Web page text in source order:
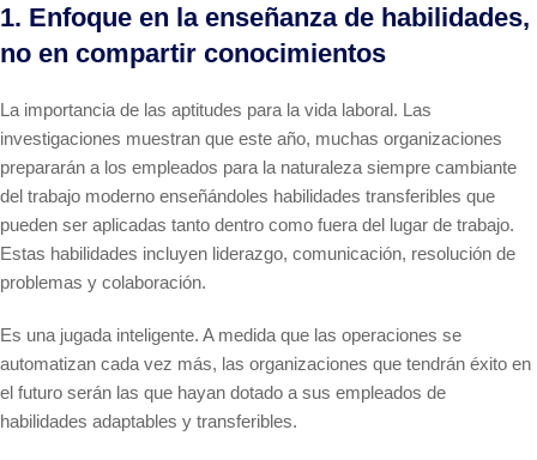
1. Enfoque en la enseñanza de habilidades,
no en compartir conocimientos
La importancia de las aptitudes para la vida laboral. Las
investigaciones muestran que este año, muchas organizaciones
prepararán a los empleados para la naturaleza siempre cambiante
del trabajo moderno enseñándoles habilidades transferibles que
pueden ser aplicadas tanto dentro como fuera del lugar de trabajo.
Estas habilidades incluyen liderazgo, comunicación, resolución de
problemas y colaboración.
Es una jugada inteligente. A medida que las operaciones se
automatizan cada vez más, las organizaciones que tendrán éxito en
el futuro serán las que hayan dotado a sus empleados de
habilidades adaptables y transferibles.